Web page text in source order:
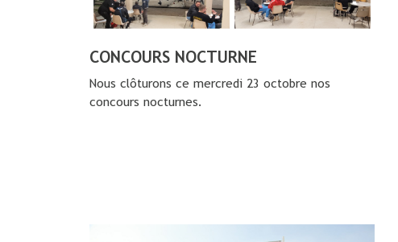
CONCOURS NOCTURNE
Nous clôturons ce mercredi 23 octobre nos
concours nocturnes.